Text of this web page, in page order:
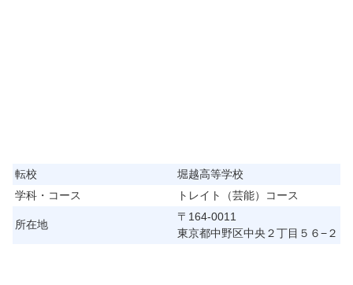
転校
堀越高等学校
学科・コース
トレイト（芸能）コース
所在地
〒164-0011
東京都中野区中央２丁目５６−２